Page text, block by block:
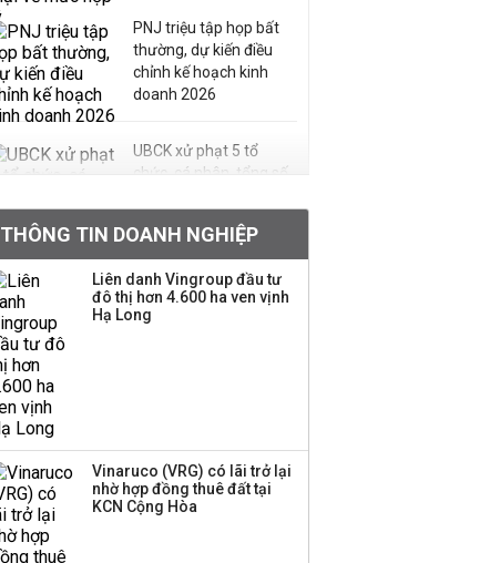
PNJ triệu tập họp bất
thường, dự kiến điều
chỉnh kế hoạch kinh
doanh 2026
UBCK xử phạt 5 tổ
chức, cá nhân, tổng số
Kinh Bắc dự kiến cho
thuê tối thiểu 100 ha
đất công nghiệp trong
doanh nghiệp Mỹ
Keppel ký thỏa thuận
THÔNG TIN DOANH NGHIỆP
Liên danh Vingroup đầu tư
đô thị hơn 4.600 ha ven vịnh
Hạ Long
Vinaruco (VRG) có lãi trở lại
nhờ hợp đồng thuê đất tại
KCN Cộng Hòa